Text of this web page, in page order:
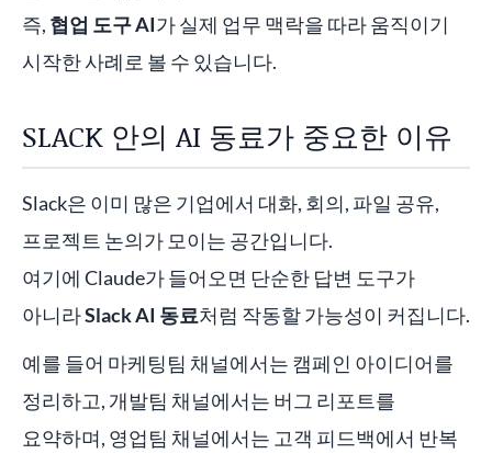
즉, 협업 도구 AI가 실제 업무 맥락을 따라 움직이기
시작한 사례로 볼 수 있습니다.
SLACK 안의 AI 동료가 중요한 이유
Slack은 이미 많은 기업에서 대화, 회의, 파일 공유,
프로젝트 논의가 모이는 공간입니다.
여기에 Claude가 들어오면 단순한 답변 도구가
아니라Slack AI 동료처럼 작동할 가능성이 커집니다.
예를 들어 마케팅팀 채널에서는 캠페인 아이디어를
정리하고, 개발팀 채널에서는 버그 리포트를
요약하며, 영업팀 채널에서는 고객 피드백에서 반복